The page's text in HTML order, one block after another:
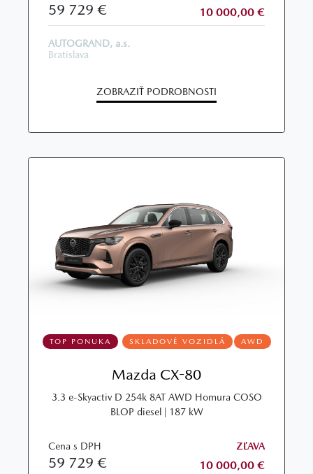
59 729 € 10 000,00 €
AUTOGRAND, a.s.
Bratislava
ZOBRAZIŤ PODROBNOSTI
TOP PONUKA SKLADOVÉ VOZIDLÁ AWD
Mazda CX-80
3.3 e-Skyactiv D 254k 8AT AWD Homura COSO
BLOP diesel | 187 kW
Cena s DPH
59 729 €
ZĽAVA
10 000,00 €